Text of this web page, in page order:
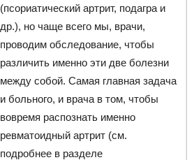
(псориатический артрит, подагра и
др.), но чаще всего мы, врачи,
проводим обследование, чтобы
различить именно эти две болезни
между собой. Самая главная задача
и больного, и врача в том, чтобы
вовремя распознать именно
ревматоидный артрит (см.
подробнее в разделе